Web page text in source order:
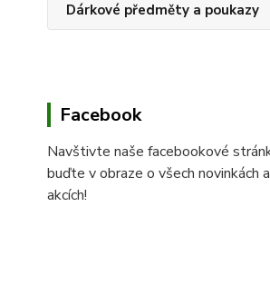
Dárkové předměty a poukazy
Facebook
Navštivte naše facebookové
buďte v obraze o všech novinkách a
akcích!